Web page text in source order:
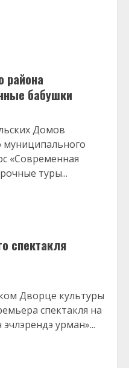
района
бабушки
Домов
муниципального
«Современная
туры...
спектакля
Дворце культуры
спектакля на
урман»...